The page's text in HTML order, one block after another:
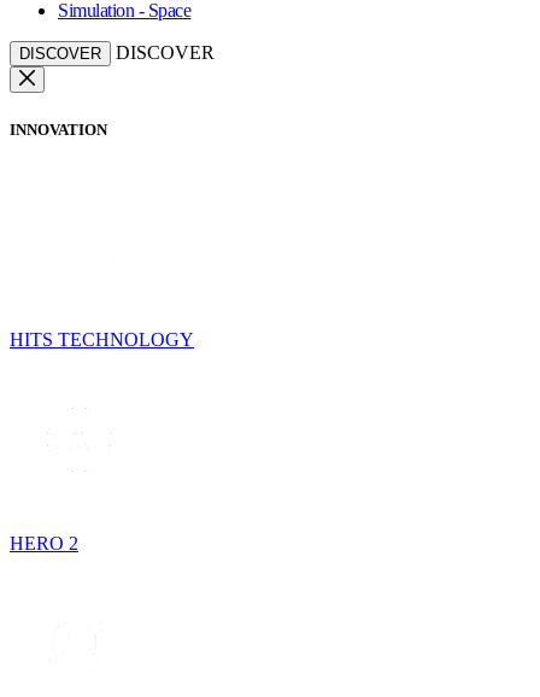
Simulation - Space
DISCOVER DISCOVER
INNOVATION
HITS TECHNOLOGY
HERO 2